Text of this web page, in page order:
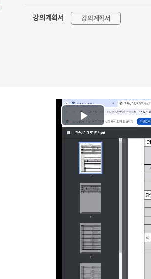
강의계획서 강의계획서
Play
Video